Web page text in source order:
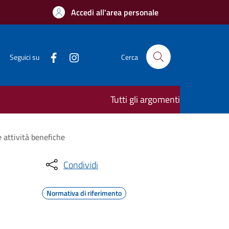
Accedi all'area personale
Seguici su Cerca
Tutti gli argomenti
attività benefiche
Condividi
Normativa di riferimento